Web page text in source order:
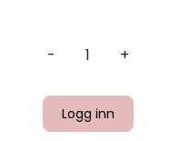
- +
Logg inn